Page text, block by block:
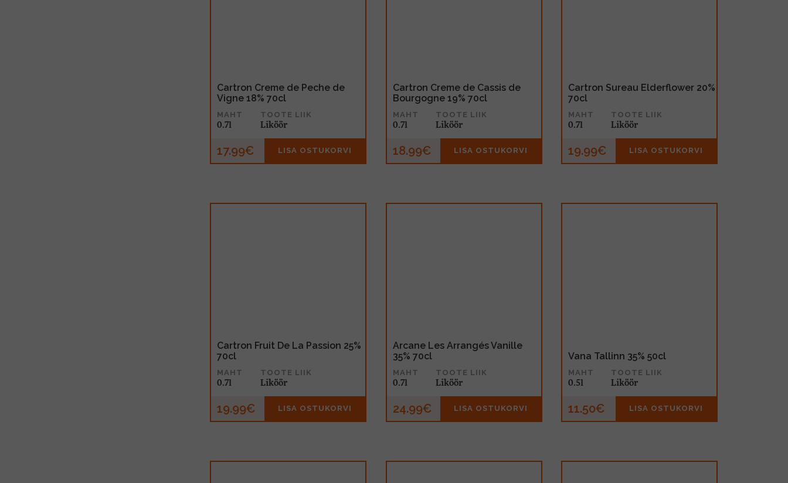
Cartron Creme de Peche de
Vigne 18% 70cl
MAHT
0.7l
TOOTE LIIK
Liköör
17.99€ LISA OSTUKORVI
Cartron Creme de Cassis de
Bourgogne 19% 70cl
MAHT
0.7l
TOOTE LIIK
Liköör
18.99€ LISA OSTUKORVI
Cartron Sureau Elderflower 20%
70cl
MAHT
0.7l
TOOTE LIIK
Liköör
19.99€ LISA OSTUKORVI
Cartron Fruit De La Passion 25%
70cl
MAHT
0.7l
TOOTE LIIK
Liköör
19.99€ LISA OSTUKORVI
Arcane Les Arrangés Vanille
35% 70cl
MAHT
0.7l
TOOTE LIIK
Liköör
24.99€ LISA OSTUKORVI
Vana Tallinn 35% 50cl
MAHT
0.5l
TOOTE LIIK
Liköör
11.50€ LISA OSTUKORVI